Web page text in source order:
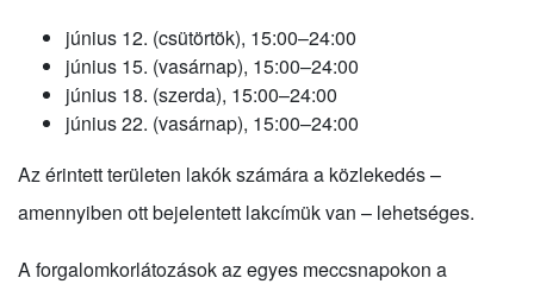
június 12. (csütörtök), 15:00–24:00
június 15. (vasárnap), 15:00–24:00
június 18. (szerda), 15:00–24:00
június 22. (vasárnap), 15:00–24:00
Az érintett területen lakók számára a közlekedés –
amennyiben ott bejelentett lakcímük van – lehetséges.
A forgalomkorlátozások az egyes meccsnapokon a